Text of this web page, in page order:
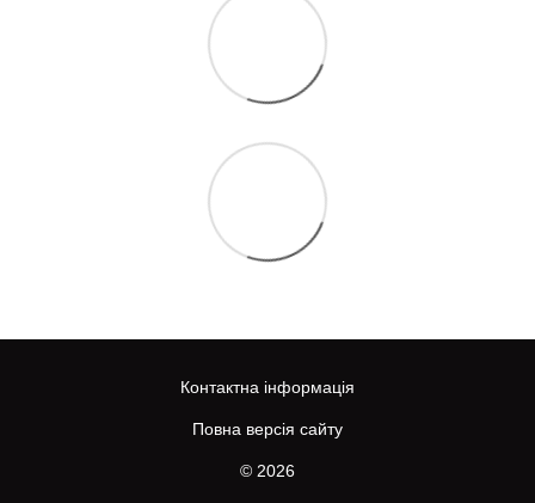
Контактна інформація
Повна версія сайту
© 2026